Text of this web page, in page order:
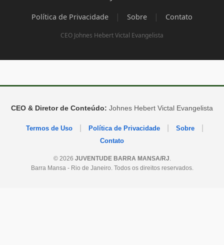
Política de Privacidade | Sobre | Contato
CEO Johnes Hebert Victal Evangelista
CEO & Diretor de Conteúdo: Johnes Hebert Victal Evangelista
Termos de Uso Política de Privacidade Sobre
Contato
© 2026 JUVENTUDE BARRA MANSA/RJ.
Barra Mansa - Rio de Janeiro. Todos os direitos reservados.